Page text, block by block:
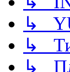
↳
↳
↳